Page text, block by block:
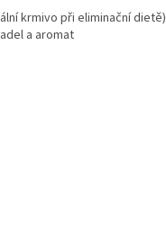
krmivo při eliminační dietě)
a aromat